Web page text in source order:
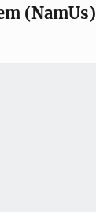
(NamUs)